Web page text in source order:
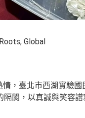
Global
，臺北市西湖實驗
閡，以真誠與笑容